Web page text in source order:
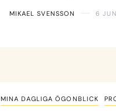
MIKAEL SVENSSON 6
MINA DAGLIGA ÖGONBLICK